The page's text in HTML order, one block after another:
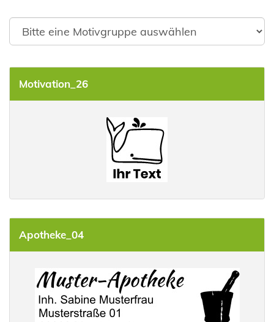
Motivation_26
Apotheke_04